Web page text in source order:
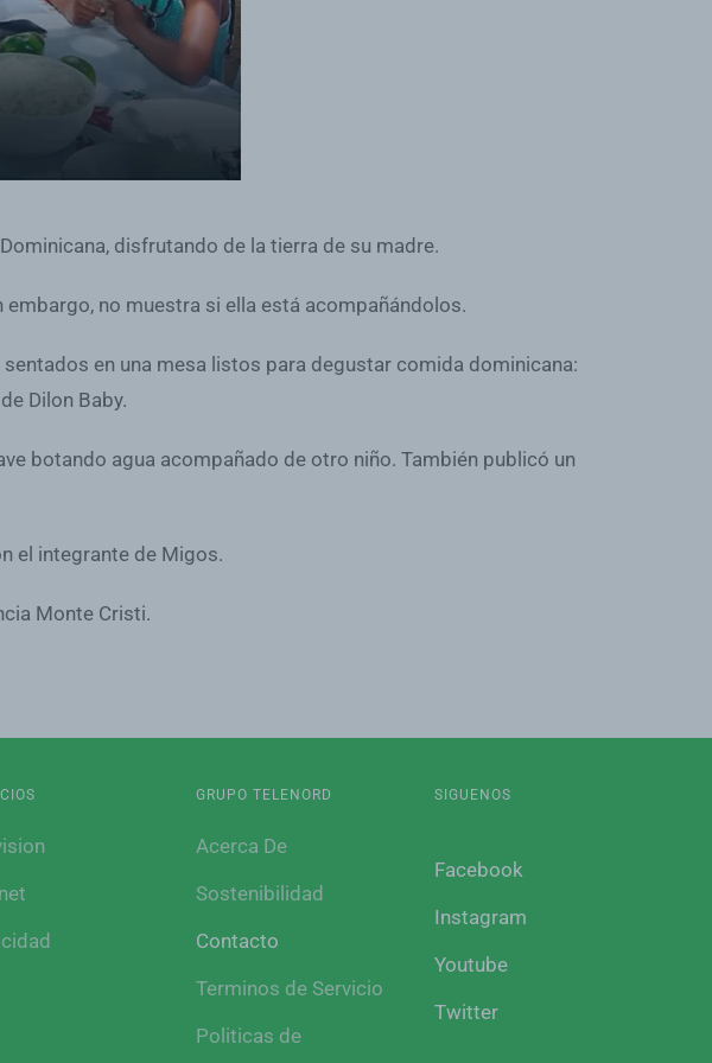
disfrutando de la tierra de su madre.
no muestra si ella está acompañándolos.
en una mesa listos para degustar comida dominicana:
Dilon Baby.
botando agua acompañado de otro niño. También publicó un
el integrante de Migos.
Monte Cristi.
GRUPO TELENORD
Acerca De
Sostenibilidad
Contacto
Terminos de Servicio
Politicas de
SIGUENOS
Facebook
Instagram
Youtube
Twitter